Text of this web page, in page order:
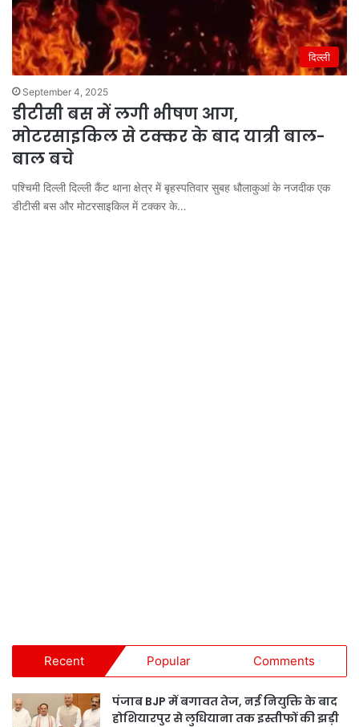
दिल्ली
September 4, 2025
डीटीसी बस में लगी भीषण आग,
मोटरसाइकिल से टक्कर के बाद यात्री बाल-
बाल बचे
पश्चिमी दिल्ली दिल्ली कैंट थाना क्षेत्र में बृहस्पतिवार सुबह धौलाकुआं के नजदीक एक
डीटीसी बस और मोटरसाइकिल में टक्कर के…
Recent Popular Comments
पंजाब BJP में बगावत तेज, नई नियुक्ति के बाद
होशियारपुर से लुधियाना तक इस्तीफों की झड़ी